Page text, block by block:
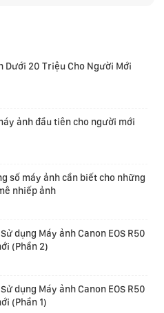
Dưới 20 Triệu Cho Người Mới
ảnh đầu tiên cho người mới
số máy ảnh cần biết cho những
nhiếp ảnh
dụng Máy ảnh Canon EOS R50
(Phần 2)
dụng Máy ảnh Canon EOS R50
(Phần 1)